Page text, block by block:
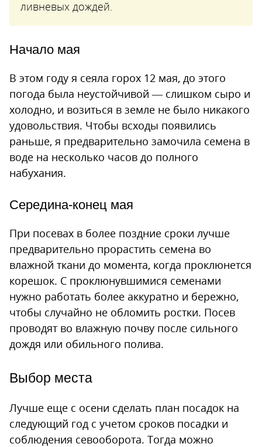
ливневых дождей.
Начало мая
В этом году я сеяла горох 12 мая, до этого
погода была неустойчивой — слишком сыро и
холодно, и возиться в земле не было никакого
удовольствия. Чтобы всходы появились
раньше, я предварительно замочила семена в
воде на несколько часов до полного
набухания.
Середина-конец мая
При посевах в более поздние сроки лучше
предварительно прорастить семена во
влажной ткани до момента, когда проклюнется
корешок. С проклюнувшимися семенами
нужно работать более аккуратно и бережно,
чтобы случайно не обломить ростки. Посев
проводят во влажную почву после сильного
дождя или обильного полива.
Выбор места
Лучше еще с осени сделать план посадок на
следующий год с учетом сроков посадки и
соблюдения севооборота. Тогда можно